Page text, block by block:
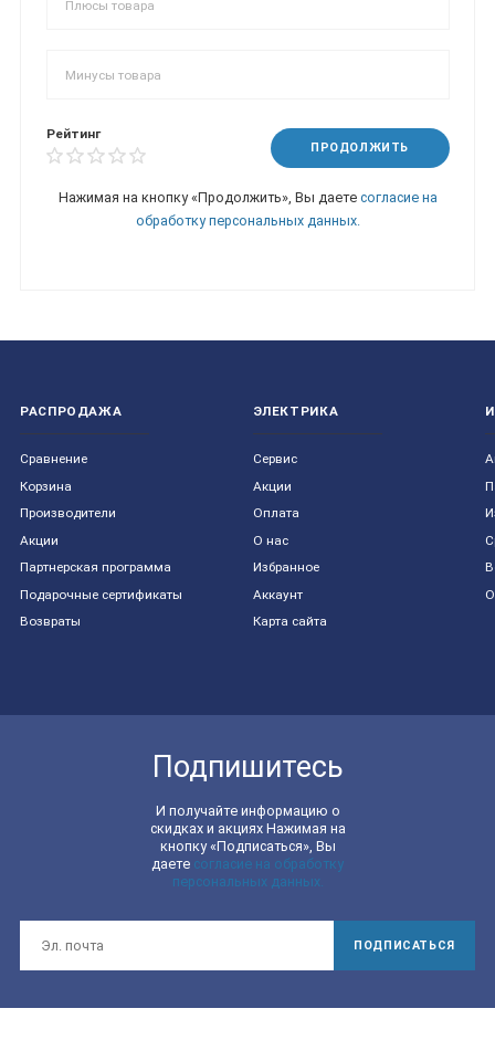
Рейтинг
ПРОДОЛЖИТЬ
Нажимая на кнопку «Продолжить», Вы даете согласие на
обработку персональных данных.
РАСПРОДАЖА
Сравнение
Корзина
Производители
Акции
Партнерская программа
Подарочные сертификаты
Возвраты
ЭЛЕКТРИКА
Сервис
Акции
Оплата
О нас
Избранное
Аккаунт
Карта сайта
Подпишитесь
И получайте информацию о
скидках и акциях Нажимая на
кнопку «Подписаться», Вы
даете согласие на обработку
персональных данных.
ПОДПИСАТЬСЯ